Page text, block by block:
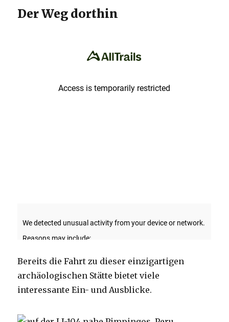
Der Weg dorthin
Bereits die Fahrt zu dieser einzigartigen
archäologischen Stätte bietet viele
interessante Ein- und Ausblicke.